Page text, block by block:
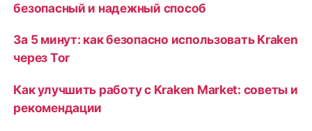
безопасный и надежный способ
За 5 минут: как безопасно использовать Kraken
через Tor
Как улучшить работу с Kraken Market: советы и
рекомендации